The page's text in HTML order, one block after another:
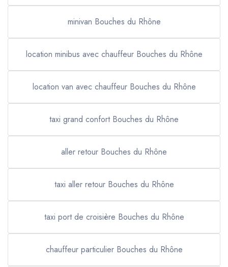
minivan Bouches du Rhône
location minibus avec chauffeur Bouches du Rhône
location van avec chauffeur Bouches du Rhône
taxi grand confort Bouches du Rhône
aller retour Bouches du Rhône
taxi aller retour Bouches du Rhône
taxi port de croisière Bouches du Rhône
chauffeur particulier Bouches du Rhône